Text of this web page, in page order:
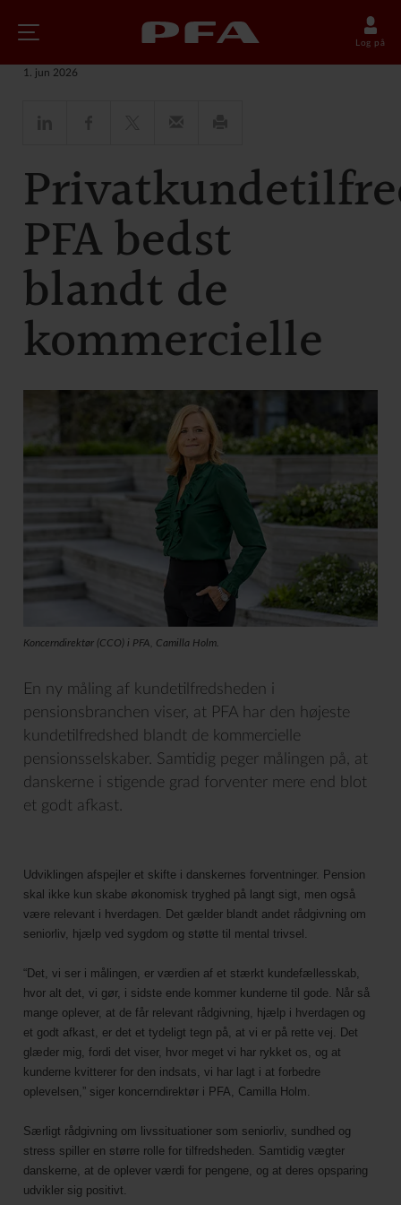
Log på
Nyheder
1. jun 2026
PFA bedst
blandt de
kommercielle
Koncerndirektør (CCO) i PFA, Camilla Holm.
En ny måling af kundetilfredsheden i
pensionsbranchen viser, at PFA har den højeste
kundetilfredshed blandt de kommercielle
pensionsselskaber. Samtidig peger målingen på, at
danskerne i stigende grad forventer mere end blot
et godt afkast.
Udviklingen afspejler et skifte i danskernes forventninger. Pension
skal ikke kun skabe økonomisk tryghed på langt sigt, men også
være relevant i hverdagen. Det gælder blandt andet rådgivning om
seniorliv, hjælp ved sygdom og støtte til mental trivsel.
“Det, vi ser i målingen, er værdien af et stærkt kundefællesskab,
hvor alt det, vi gør, i sidste ende kommer kunderne til gode. Når så
mange oplever, at de får relevant rådgivning, hjælp i hverdagen og
et godt afkast, er det et tydeligt tegn på, at vi er på rette vej. Det
glæder mig, fordi det viser, hvor meget vi har rykket os, og at
kunderne kvitterer for den indsats, vi har lagt i at forbedre
oplevelsen,” siger koncerndirektør i PFA, Camilla Holm.
Særligt rådgivning om livssituationer som seniorliv, sundhed og
stress spiller en større rolle for tilfredsheden. Samtidig vægter
danskerne, at de oplever værdi for pengene, og at deres opsparing
udvikler sig positivt.